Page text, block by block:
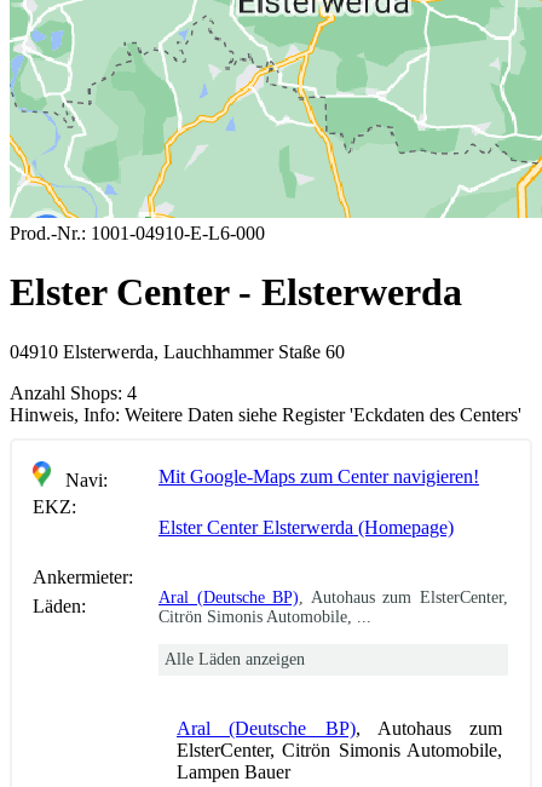
Prod.-Nr.: 1001-04910-E-L6-000
Elster Center - Elsterwerda
04910 Elsterwerda, Lauchhammer Staße 60
Anzahl Shops: 4
Hinweis, Info: Weitere Daten siehe Register 'Eckdaten des Centers'
Navi:
Mit Google-Maps zum Center navigieren!
EKZ:
Elster Center Elsterwerda (Homepage)
Ankermieter:
Läden:
Aral (Deutsche BP) , Autohaus zum ElsterCenter,
Citrön Simonis Automobile, ...
Alle Läden anzeigen
Aral (Deutsche BP), Autohaus zum
ElsterCenter, Citrön Simonis Automobile,
Lampen Bauer